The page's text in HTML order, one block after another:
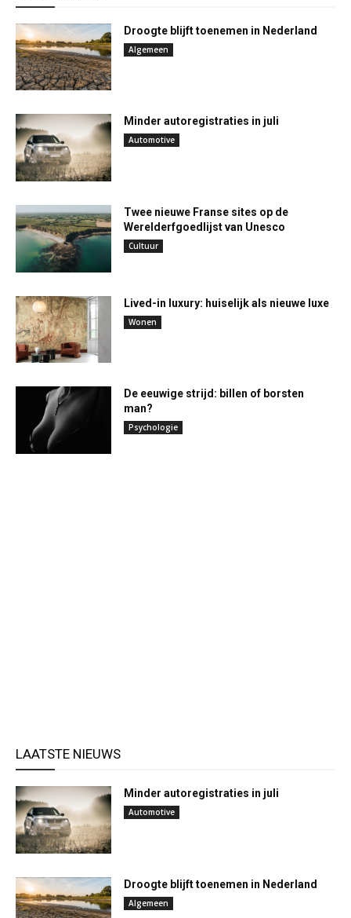
Droogte blijft toenemen in Nederland
Algemeen
Minder autoregistraties in juli
Automotive
Twee nieuwe Franse sites op de
Werelderfgoedlijst van Unesco
Cultuur
Lived-in luxury: huiselijk als nieuwe luxe
Wonen
De eeuwige strijd: billen of borsten
man?
Psychologie
LAATSTE NIEUWS
Minder autoregistraties in juli
Automotive
Droogte blijft toenemen in Nederland
Algemeen